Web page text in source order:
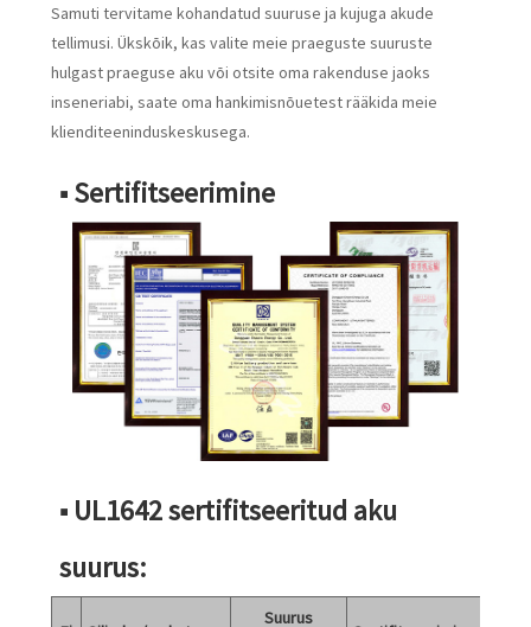
Samuti tervitame kohandatud suuruse ja kujuga akude
tellimusi. Ükskõik, kas valite meie praeguste suuruste
hulgast praeguse aku või otsite oma rakenduse jaoks
inseneriabi, saate oma hankimisnõuetest rääkida meie
klienditeeninduskeskusega.
■ Sertifitseerimine
■ UL1642 sertifitseeritud aku
suurus:
Suurus